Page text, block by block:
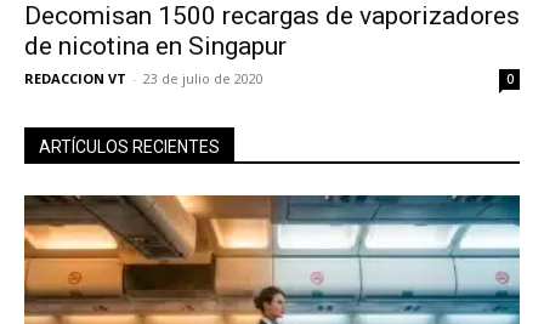
Decomisan 1500 recargas de vaporizadores
de nicotina en Singapur
REDACCION VT - 23 de julio de 2020 0
ARTÍCULOS RECIENTES